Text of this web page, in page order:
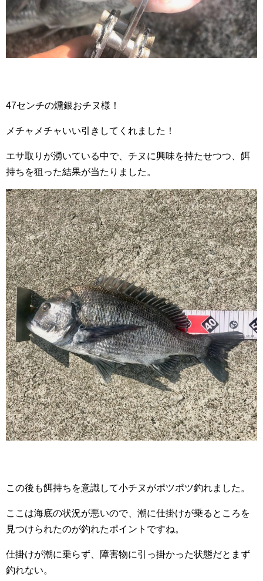
47センチの燻銀おチヌ様！
メチャメチャいい引きしてくれました！
エサ取りが湧いている中で、チヌに興味を持たせつつ、餌
持ちを狙った結果が当たりました。
この後も餌持ちを意識して小チヌがポツポツ釣れました。
ここは海底の状況が悪いので、潮に仕掛けが乗るところを
見つけられたのが釣れたポイントですね。
仕掛けが潮に乗らず、障害物に引っ掛かった状態だとまず
釣れない。